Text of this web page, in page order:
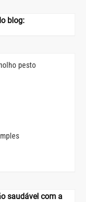
blog:
pesto
saudável com a